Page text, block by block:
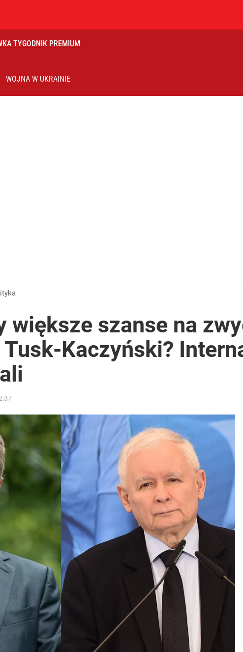
TYGODNIK PREMIUM
WOJNA W UKRAINIE
większe szanse na
Kaczyński?